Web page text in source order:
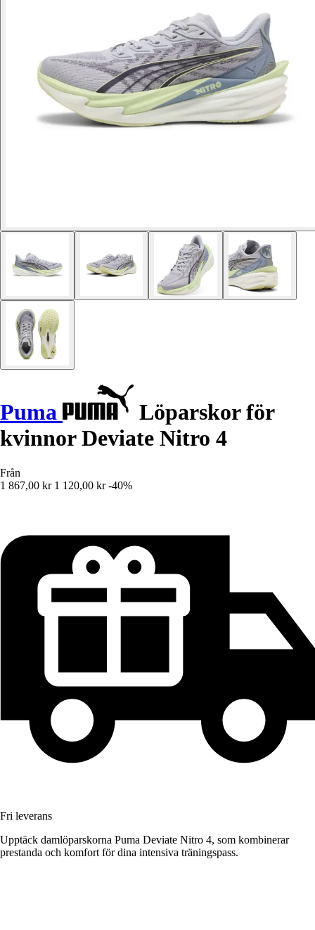
Puma
Löparskor för
kvinnor Deviate Nitro 4
Från
1 867,00 kr 1 120,00 kr -40%
Fri leverans
Upptäck damlöparskorna Puma Deviate Nitro 4, som kombinerar
prestanda och komfort för dina intensiva träningspass.